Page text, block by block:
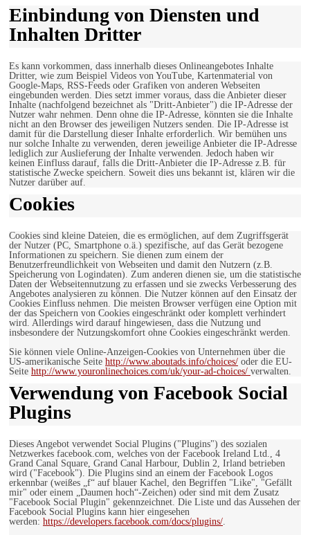
Einbindung von Diensten und
Inhalten Dritter
Es kann vorkommen, dass innerhalb dieses Onlineangebotes Inhalte
Dritter, wie zum Beispiel Videos von YouTube, Kartenmaterial von
Google-Maps, RSS-Feeds oder Grafiken von anderen Webseiten
eingebunden werden. Dies setzt immer voraus, dass die Anbieter dieser
Inhalte (nachfolgend bezeichnet als "Dritt-Anbieter") die IP-Adresse der
Nutzer wahr nehmen. Denn ohne die IP-Adresse, könnten sie die Inhalte
nicht an den Browser des jeweiligen Nutzers senden. Die IP-Adresse ist
damit für die Darstellung dieser Inhalte erforderlich. Wir bemühen uns
nur solche Inhalte zu verwenden, deren jeweilige Anbieter die IP-Adresse
lediglich zur Auslieferung der Inhalte verwenden. Jedoch haben wir
keinen Einfluss darauf, falls die Dritt-Anbieter die IP-Adresse z.B. für
statistische Zwecke speichern. Soweit dies uns bekannt ist, klären wir die
Nutzer darüber auf.
Cookies
Cookies sind kleine Dateien, die es ermöglichen, auf dem Zugriffsgerät
der Nutzer (PC, Smartphone o.ä.) spezifische, auf das Gerät bezogene
Informationen zu speichern. Sie dienen zum einem der
Benutzerfreundlichkeit von Webseiten und damit den Nutzern (z.B.
Speicherung von Logindaten). Zum anderen dienen sie, um die statistische
Daten der Webseitennutzung zu erfassen und sie zwecks Verbesserung des
Angebotes analysieren zu können. Die Nutzer können auf den Einsatz der
Cookies Einfluss nehmen. Die meisten Browser verfügen eine Option mit
der das Speichern von Cookies eingeschränkt oder komplett verhindert
wird. Allerdings wird darauf hingewiesen, dass die Nutzung und
insbesondere der Nutzungskomfort ohne Cookies eingeschränkt werden.
Sie können viele Online-Anzeigen-Cookies von Unternehmen über die
US-amerikanische Seite http://www.aboutads.info/choices/ oder die EU-
Seite http://www.youronlinechoices.com/uk/your-ad-choices/ verwalten.
Verwendung von Facebook Social
Plugins
Dieses Angebot verwendet Social Plugins ("Plugins") des sozialen
Netzwerkes facebook.com, welches von der Facebook Ireland Ltd., 4
Grand Canal Square, Grand Canal Harbour, Dublin 2, Irland betrieben
wird ("Facebook"). Die Plugins sind an einem der Facebook Logos
erkennbar (weißes „f“ auf blauer Kachel, den Begriffen "Like", "Gefällt
mir" oder einem „Daumen hoch“-Zeichen) oder sind mit dem Zusatz
"Facebook Social Plugin" gekennzeichnet. Die Liste und das Aussehen der
Facebook Social Plugins kann hier eingesehen
werden: https://developers.facebook.com/docs/plugins/.